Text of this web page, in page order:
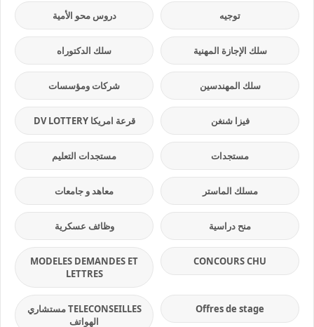
توجيه دروس محو الأمية
سلك الإجازة المهنية سلك الدكتوراه
سلك المهندسين شركات ومؤسسات
فيزا شنغن قرعة امريكا DV LOTTERY
مستجدات مستجدات التعليم
مسلك الماستر معاهد و جامعات
منح دراسية وظائف عسكرية
CONCOURS CHU
MODELES DEMANDES ET
LETTRES
Offres de stage
TELECONSEILLES مستشاري
الهواتف